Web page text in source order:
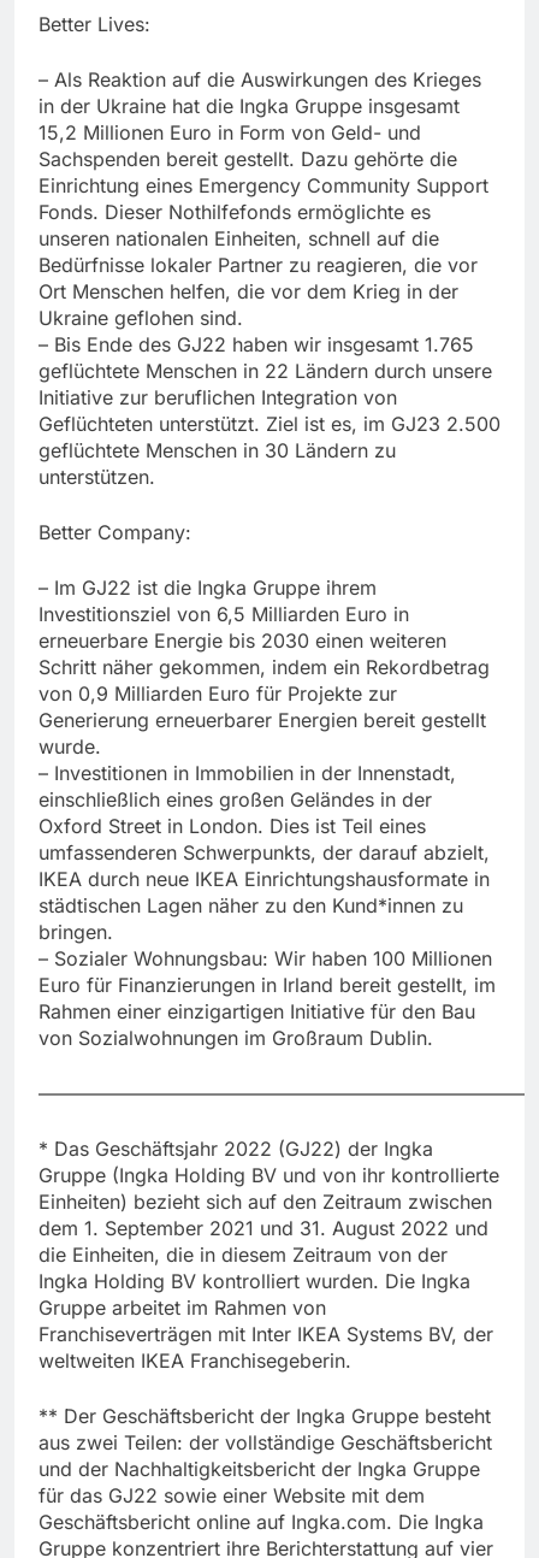
Better Lives:
– Als Reaktion auf die Auswirkungen des Krieges
in der Ukraine hat die Ingka Gruppe insgesamt
15,2 Millionen Euro in Form von Geld- und
Sachspenden bereit gestellt. Dazu gehörte die
Einrichtung eines Emergency Community Support
Fonds. Dieser Nothilfefonds ermöglichte es
unseren nationalen Einheiten, schnell auf die
Bedürfnisse lokaler Partner zu reagieren, die vor
Ort Menschen helfen, die vor dem Krieg in der
Ukraine geflohen sind.
– Bis Ende des GJ22 haben wir insgesamt 1.765
geflüchtete Menschen in 22 Ländern durch unsere
Initiative zur beruflichen Integration von
Geflüchteten unterstützt. Ziel ist es, im GJ23 2.500
geflüchtete Menschen in 30 Ländern zu
unterstützen.
Better Company:
– Im GJ22 ist die Ingka Gruppe ihrem
Investitionsziel von 6,5 Milliarden Euro in
erneuerbare Energie bis 2030 einen weiteren
Schritt näher gekommen, indem ein Rekordbetrag
von 0,9 Milliarden Euro für Projekte zur
Generierung erneuerbarer Energien bereit gestellt
wurde.
– Investitionen in Immobilien in der Innenstadt,
einschließlich eines großen Geländes in der
Oxford Street in London. Dies ist Teil eines
umfassenderen Schwerpunkts, der darauf abzielt,
IKEA durch neue IKEA Einrichtungshausformate in
städtischen Lagen näher zu den Kund*innen zu
bringen.
– Sozialer Wohnungsbau: Wir haben 100 Millionen
Euro für Finanzierungen in Irland bereit gestellt, im
Rahmen einer einzigartigen Initiative für den Bau
von Sozialwohnungen im Großraum Dublin.
* Das Geschäftsjahr 2022 (GJ22) der Ingka
Gruppe (Ingka Holding BV und von ihr kontrollierte
Einheiten) bezieht sich auf den Zeitraum zwischen
dem 1. September 2021 und 31. August 2022 und
die Einheiten, die in diesem Zeitraum von der
Ingka Holding BV kontrolliert wurden. Die Ingka
Gruppe arbeitet im Rahmen von
Franchiseverträgen mit Inter IKEA Systems BV, der
weltweiten IKEA Franchisegeberin.
** Der Geschäftsbericht der Ingka Gruppe besteht
aus zwei Teilen: der vollständige Geschäftsbericht
und der Nachhaltigkeitsbericht der Ingka Gruppe
für das GJ22 sowie einer Website mit dem
Geschäftsbericht online auf Ingka.com. Die Ingka
Gruppe konzentriert ihre Berichterstattung auf vier